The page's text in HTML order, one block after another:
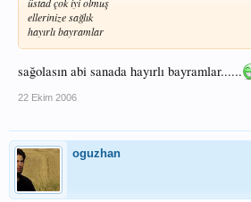
üstad çok iyi olmuş
ellerinize sağlık
hayırlı bayramlar
sağolasın abi sanada hayırlı bayramlar......
22 Ekim 2006
oguzhan